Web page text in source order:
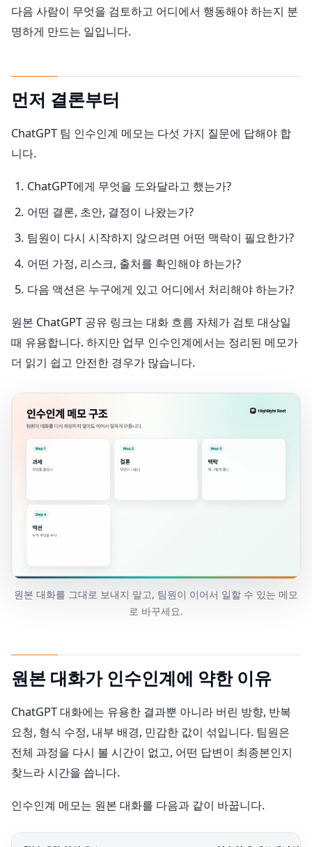
다음 사람이 무엇을 검토하고 어디에서 행동해야 하는지 분
명하게 만드는 일입니다.
먼저 결론부터
ChatGPT 팀 인수인계 메모는 다섯 가지 질문에 답해야 합
니다.
ChatGPT에게 무엇을 도와달라고 했는가?
어떤 결론, 초안, 결정이 나왔는가?
팀원이 다시 시작하지 않으려면 어떤 맥락이 필요한가?
어떤 가정, 리스크, 출처를 확인해야 하는가?
다음 액션은 누구에게 있고 어디에서 처리해야 하는가?
원본 ChatGPT 공유 링크는 대화 흐름 자체가 검토 대상일
때 유용합니다. 하지만 업무 인수인계에서는 정리된 메모가
더 읽기 쉽고 안전한 경우가 많습니다.
원본 대화를 그대로 보내지 말고, 팀원이 이어서 일할 수 있는 메모
로 바꾸세요.
원본 대화가 인수인계에 약한 이유
ChatGPT 대화에는 유용한 결과뿐 아니라 버린 방향, 반복
요청, 형식 수정, 내부 배경, 민감한 값이 섞입니다. 팀원은
전체 과정을 다시 볼 시간이 없고, 어떤 답변이 최종본인지
찾느라 시간을 씁니다.
인수인계 메모는 원본 대화를 다음과 같이 바꿉니다.